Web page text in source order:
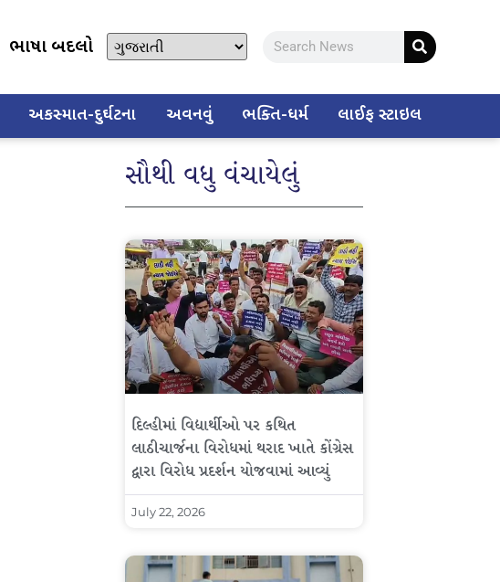
ભાષા બદલો
અકસ્માત-દુર્ઘટના અવનવું ભક્તિ-ધર્મ લાઈફ સ્ટાઇલ
સૌથી વધુ વંચાયેલું
દિલ્હીમાં વિદ્યાર્થીઓ પર કથિત
લાઠીચાર્જના વિરોધમાં થરાદ ખાતે કોંગ્રેસ
દ્વારા વિરોધ પ્રદર્શન યોજવામાં આવ્યું
July 22, 2026